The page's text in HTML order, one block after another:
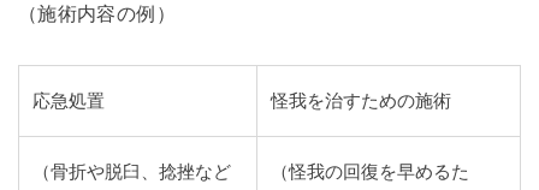
（施術内容の例）
応急処置 怪我を治すための施術
（骨折や脱臼、捻挫など
（怪我の回復を早めるた